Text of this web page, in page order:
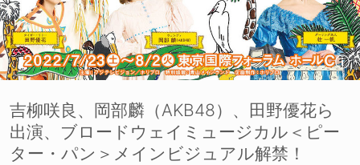
吉柳咲良、岡部麟（AKB48）、田野優花ら
出演、ブロードウェイミュージカル＜ピー
ター・パン＞メインビジュアル解禁！